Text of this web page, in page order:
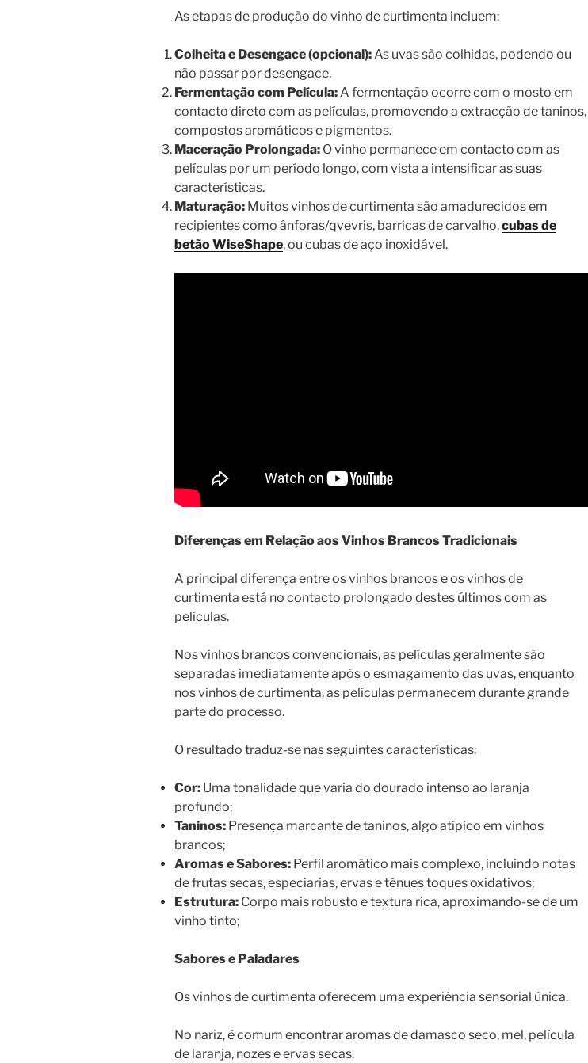
As etapas de produção do vinho de curtimenta incluem:
Colheita e Desengace (opcional):As uvas são colhidas, podendo ou
não passar por desengace.
Fermentação com Película:A fermentação ocorre com o mosto em
contacto direto com as películas, promovendo a extracção de taninos,
compostos aromáticos e pigmentos.
Maceração Prolongada: O vinho permanece em contacto com as
películas por um período longo, com vista a intensificar as suas
características.
Maturação: Muitos vinhos de curtimenta são amadurecidos em
recipientes como ânforas/qvevris, barricas de carvalho,cubas de
betão WiseShape, ou cubas de aço inoxidável.
Diferenças em Relação aos Vinhos Brancos Tradicionais
A principal diferença entre os vinhos brancos e os vinhos de
curtimenta está no contacto prolongado destes últimos com as
películas.
Nos vinhos brancos convencionais, as películas geralmente são
separadas imediatamente após o esmagamento das uvas, enquanto
nos vinhos de curtimenta, as películas permanecem durante grande
parte do processo.
O resultado traduz-se nas seguintes características:
Cor: Uma tonalidade que varia do dourado intenso ao laranja
profundo;
Taninos: Presença marcante de taninos, algo atípico em vinhos
brancos;
Aromas e Sabores: Perfil aromático mais complexo, incluindo notas
de frutas secas, especiarias, ervas e ténues toques oxidativos;
Estrutura: Corpo mais robusto e textura rica, aproximando-se de um
vinho tinto;
Sabores e Paladares
Os vinhos de curtimenta oferecem uma experiência sensorial única.
No nariz, é comum encontrar aromas de damasco seco, mel, película
de laranja, nozes e ervas secas.